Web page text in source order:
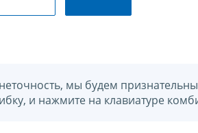
мы будем
и нажмите на клавиатуре